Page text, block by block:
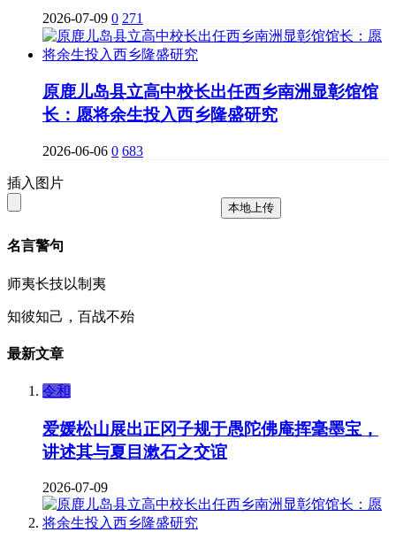
2026-07-09 0 271
原鹿儿岛县立高中校长出任西乡南洲显彰馆馆
长：愿将余生投入西乡隆盛研究
2026-06-06 0 683
插入图片
本地上传
名言警句
师夷长技以制夷
知彼知己，百战不殆
最新文章
令和
爱媛松山展出正冈子规于愚陀佛庵挥毫墨宝，
讲述其与夏目漱石之交谊
2026-07-09